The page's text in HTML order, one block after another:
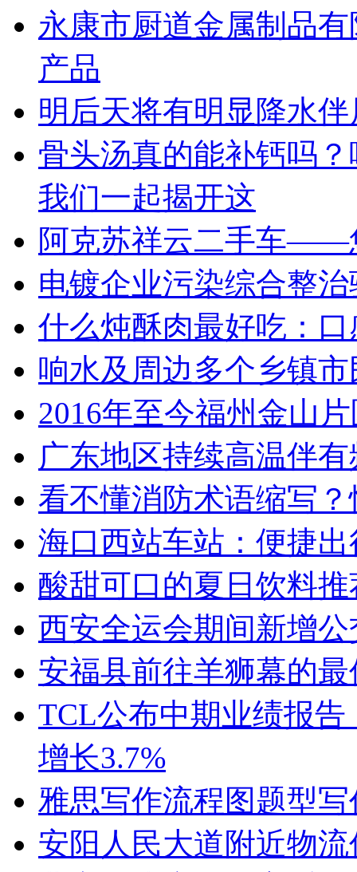
永康市厨道金属制品
产品
明后天将有明显降水
骨头汤真的能补钙吗
我们一起揭开这
阿克苏祥云二手车——
电镀企业污染综合整
什么炖酥肉最好吃：
响水及周边多个乡镇
2016年至今福州金山
广东地区持续高温伴
看不懂消防术语缩写
海口西站车站：便捷
酸甜可口的夏日饮料推
西安全运会期间新增
安福县前往羊狮幕的
TCL公布中期业绩报告
增长3.7%
雅思写作流程图题型
安阳人民大道附近物